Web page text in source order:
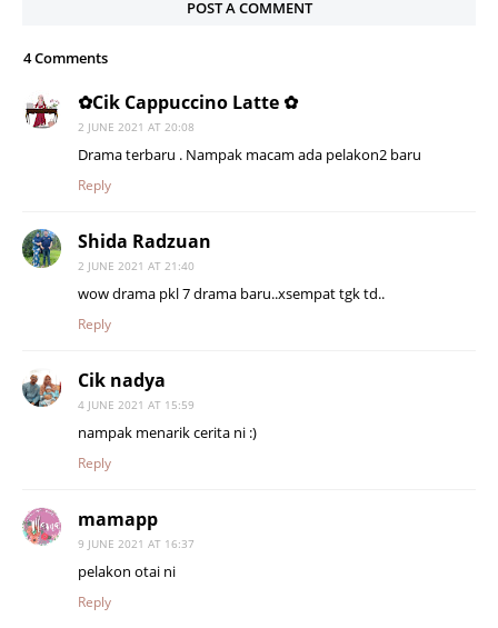
POST A COMMENT
4 Comments
✿Cik Cappuccino Latte ✿
2 JUNE 2021 AT 20:08
Drama terbaru . Nampak macam ada pelakon2 baru
Reply
Shida Radzuan
2 JUNE 2021 AT 21:40
wow drama pkl 7 drama baru..xsempat tgk td..
Reply
Cik nadya
4 JUNE 2021 AT 15:59
nampak menarik cerita ni :)
Reply
mamapp
9 JUNE 2021 AT 16:37
pelakon otai ni
Reply